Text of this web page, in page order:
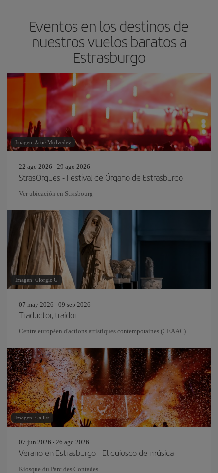
Eventos en los destinos de
nuestros vuelos baratos a
Estrasburgo
Imagen: Artie Medvedev
22 ago 2026 - 29 ago 2026
Stras'Orgues - Festival de Órgano de Estrasburgo
Ver ubicación en Strasbourg
Imagen: Giorgio G
07 may 2026 - 09 sep 2026
Traductor, traidor
Centre européen d'actions artistiques contemporaines (CEAAC)
Imagen: Gallks
07 jun 2026 - 26 ago 2026
Verano en Estrasburgo - El quiosco de música
Kiosque du Parc des Contades